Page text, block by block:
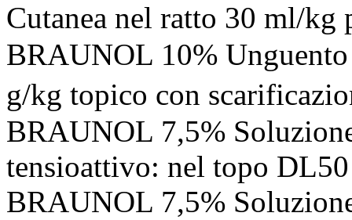
Cutanea nel ratto 30 ml/
BRAUNOL 10%
g/kg topico con
BRAUNOL 7,5%
tensioattivo: nel topo
BRAUNOL 7,5%